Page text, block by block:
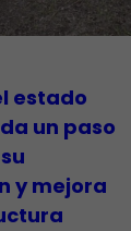
estado
un paso
y mejora